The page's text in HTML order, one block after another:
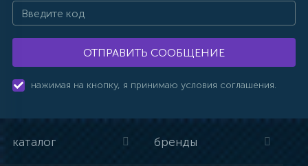
ОТПРАВИТЬ СООБЩЕНИЕ
нажимая на кнопку, я принимаю условия соглашения.
каталог бренды